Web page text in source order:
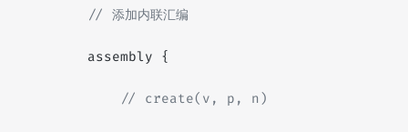
// 添加内联汇编
assembly {
// create(v, p, n)